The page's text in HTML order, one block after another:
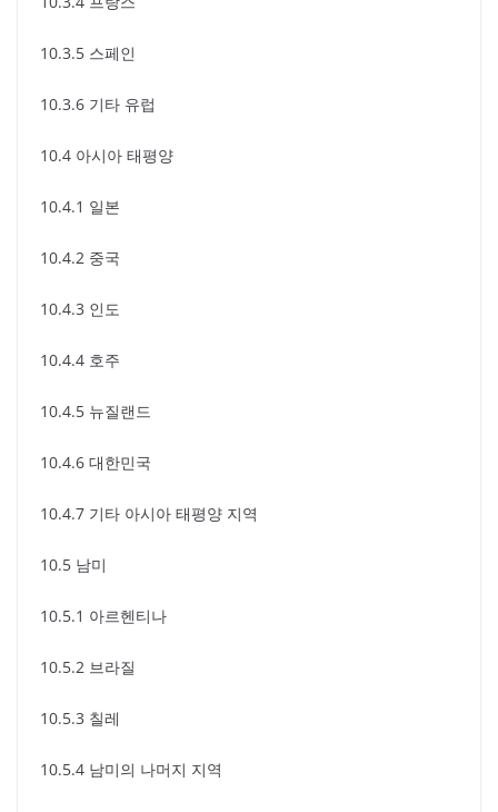
10.3.5 스페인
10.3.6 기타 유럽
10.4 아시아 태평양
10.4.1 일본
10.4.2 중국
10.4.3 인도
10.4.4 호주
10.4.5 뉴질랜드
10.4.6 대한민국
10.4.7 기타 아시아 태평양 지역
10.5 남미
10.5.1 아르헨티나
10.5.2 브라질
10.5.3 칠레
10.5.4 남미의 나머지 지역